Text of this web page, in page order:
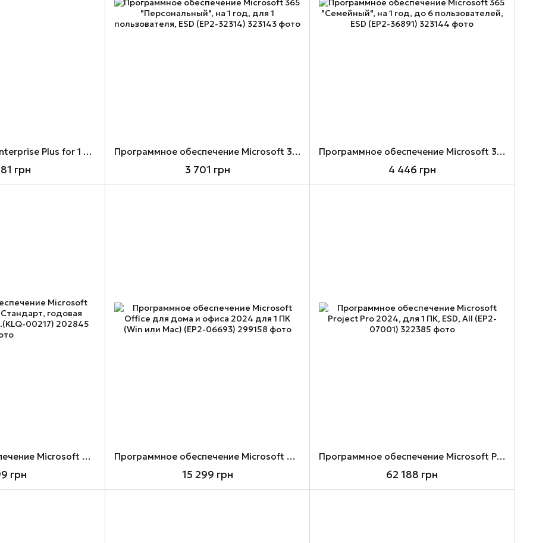
VMware vSphere 6 Enterprise Plus for 1 processor (VS6-EPL-C)
грн
Программное обеспечение Microsoft 365 "Персональный", на 1 год, для 1 пользователя, ESD (EP2-32314)
3 701 грн
Программное обеспечение Microsoft 365 "Семейный", на 1 год, до 6 пользователей, ESD (EP2-36891)
4 446 грн
Программное обеспечение Microsoft Office 365 Бизнес Стандарт, годовая подписка для 1 пол.(KLQ-00217)
грн
Программное обеспечение Microsoft Office для дома и офиса 2024 для 1 ПК (Win или Mac) (EP2-06693)
15 299 грн
Программное обеспечение Microsoft Project Pro 2024, для 1 ПК, ESD, All (EP2-07001)
62 188 грн